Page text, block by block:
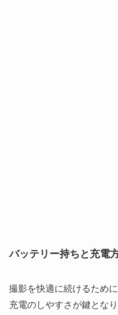
バッテリー持ちと充電
撮影を快適に続けるため
充電のしやすさが鍵とな